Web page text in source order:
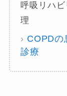
呼吸リハ
理
› COPDの
診療